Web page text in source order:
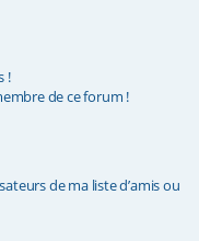
!
de ce forum !
de ma liste d’amis ou